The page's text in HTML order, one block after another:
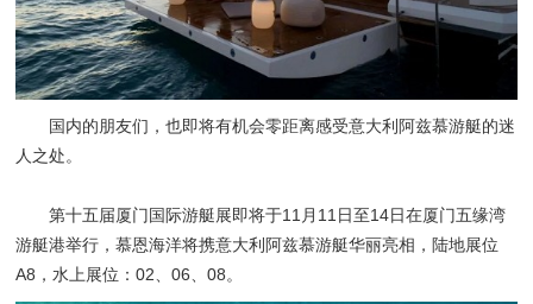
国内的朋友们，也即将有机会零距离感受意大利阿兹慕游艇的迷
人之处。
第十五届厦门国际游艇展即将于11月11日至14日在厦门五缘湾
游艇港举行，慕恩海洋将携意大利阿兹慕游艇华丽亮相，陆地展位
A8，水上展位：02、06、08。